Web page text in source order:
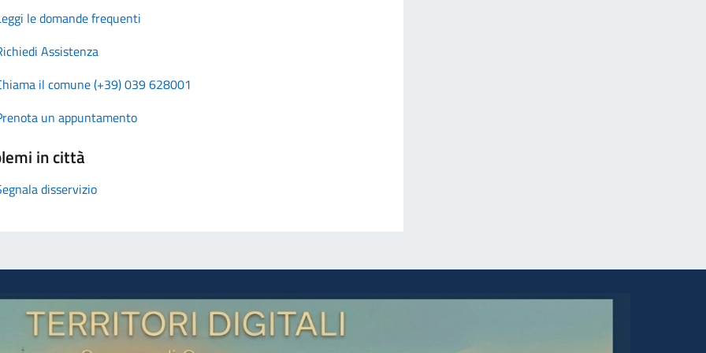
le domande frequenti
Assistenza
il comune (+39) 039 628001
un appuntamento
in città
disservizio